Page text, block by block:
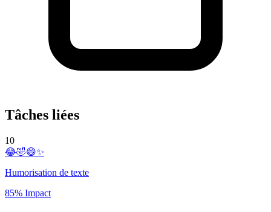
Tâches liées
10
😂🤣😄✨
Humorisation de texte
85% Impact